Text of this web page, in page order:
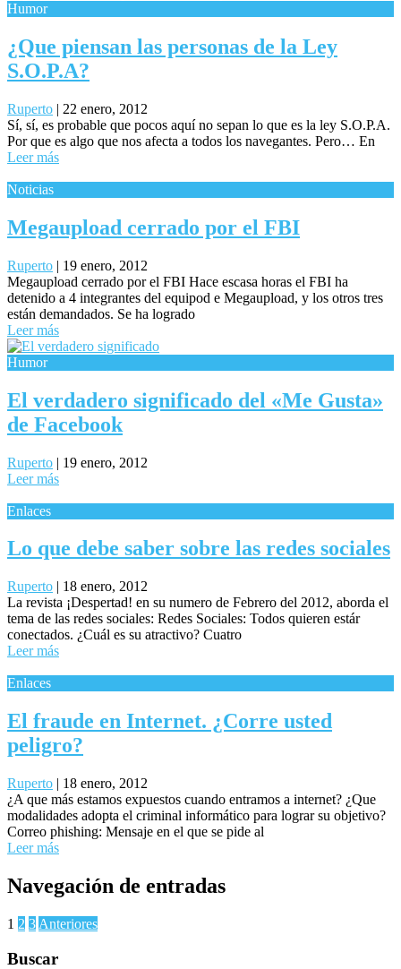
Humor
¿Que piensan las personas de la Ley
S.O.P.A?
Ruperto | 22 enero, 2012
Sí, sí, es probable que pocos aquí no sepan lo que es la ley S.O.P.A.
Por que es algo que nos afecta a todos los navegantes. Pero… En
Leer más
Noticias
Megaupload cerrado por el FBI
Ruperto | 19 enero, 2012
Megaupload cerrado por el FBI Hace escasa horas el FBI ha
detenido a 4 integrantes del equipod e Megaupload, y los otros tres
están demandados. Se ha logrado
Leer más
Humor
El verdadero significado del «Me Gusta»
de Facebook
Ruperto | 19 enero, 2012
Leer más
Enlaces
Lo que debe saber sobre las redes sociales
Ruperto | 18 enero, 2012
La revista ¡Despertad! en su numero de Febrero del 2012, aborda el
tema de las redes sociales: Redes Sociales: Todos quieren estár
conectados. ¿Cuál es su atractivo? Cuatro
Leer más
Enlaces
El fraude en Internet. ¿Corre usted
peligro?
Ruperto | 18 enero, 2012
¿A que más estamos expuestos cuando entramos a internet? ¿Que
modalidades adopta el criminal informático para lograr su objetivo?
Correo phishing: Mensaje en el que se pide al
Leer más
Navegación de entradas
1 2 3 Anteriores
Buscar